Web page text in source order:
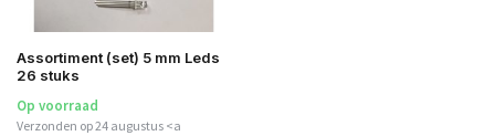
Assortiment (set) 5 mm Leds
26 stuks
Op voorraad
Verzonden op 24 augustus <a